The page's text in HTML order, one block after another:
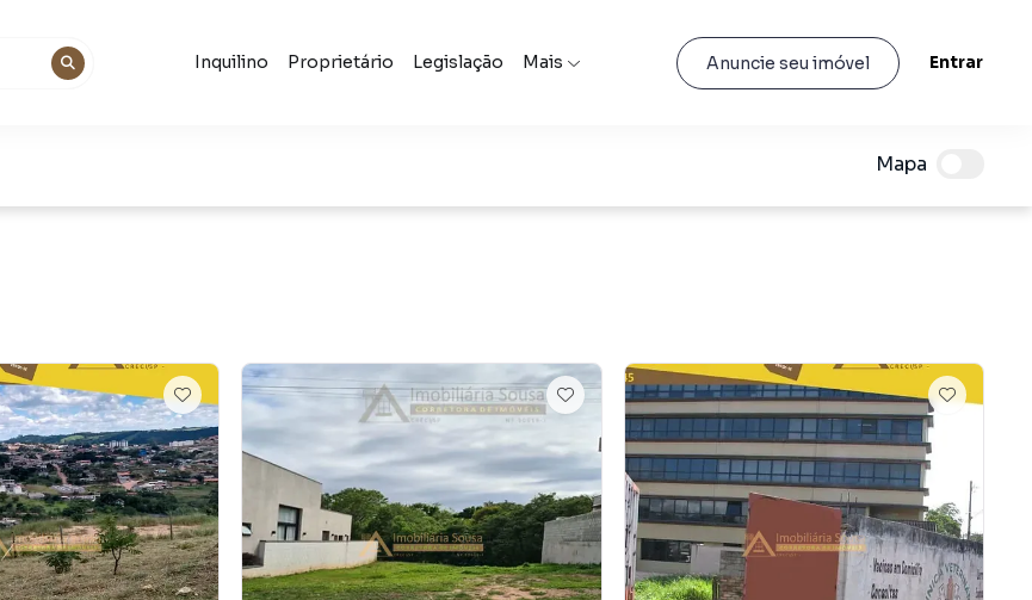
Inquilino Proprietário Legislação Mais Anuncie seu imóvel Entrar
Mapa